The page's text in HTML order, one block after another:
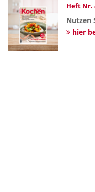
Heft Nr.
Nutzen
hier